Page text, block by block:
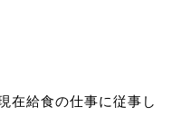
在給食の仕事に従事し